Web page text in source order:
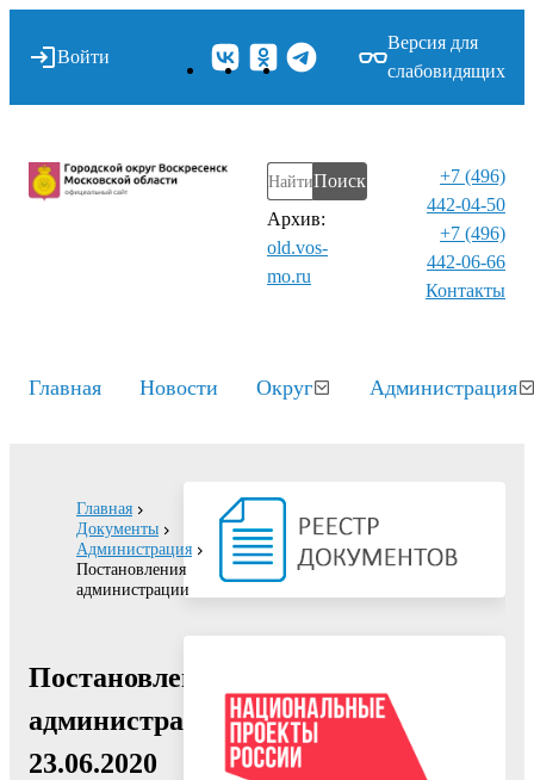
Войти
Версия для
слабовидящих
Поиск
Архив:
old.vos-
mo.ru
+7 (496)
442-04-50
+7 (496)
442-06-66
Контакты⁠
Главная Новости Округ Администрация
Главная
Документы
Администрация
Постановления
администрации
Постановление
администрации
23.06.2020